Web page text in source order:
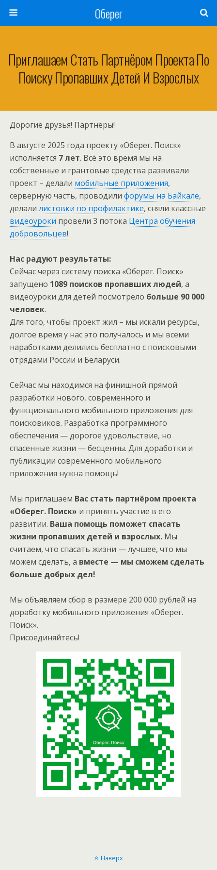
Оберег
Приглашаем Стать Партнёром Проекта По
Поиску Пропавших Детей И Взрослых
Дорогие друзья! Партнёры!
В августе 2025 года проекту «Оберег. Поиск»
исполняется 7 лет. Всё это время мы на
собственные и грантовые средства развивали
проект – делали мобильные приложения,
серверную часть, проводили форумы на Байкале,
делали листовки по профилактике, сняли классные
видеоуроки провели 3 потока Центра обучения
добровольцев!
Нас радуют результаты:
Сейчас через систему поиска «Оберег. Поиск»
запущено 1089 поисков пропавших людей, а
видеоуроки для детей посмотрело больше 90 000
человек.
Для того, чтобы проект жил – мы искали ресурсы,
долгое время у нас это получалось и мы всеми
наработками делились бесплатно с поисковыми
отрядами России и Беларуси.
Сейчас мы находимся на финишной прямой
разработки нового, современного и
функционального мобильного приложения для
поисковиков. Разработка программного
обеспечения — дорогое удовольствие, но
спасенные жизни — бесценны. Для доработки и
публикации современного мобильного
приложения нужна помощь!
Мы приглашаем Вас стать партнёром проекта
«Оберег. Поиск» и принять участие в его
развитии. Ваша помощь поможет спасать
жизни пропавших детей и взрослых. Мы
считаем, что спасать жизни — лучшее, что мы
можем сделать, а вместе — мы сможем сделать
больше добрых дел!
Мы объявляем сбор в размере 200 000 рублей на
доработку мобильного приложения «Оберег.
Поиск».
Присоединяйтесь!
Наверх